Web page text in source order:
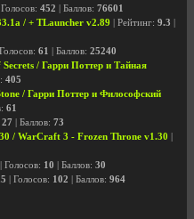
Голосов: 452 | Баллов: 76601
/ + TLauncher v2.89 | Рейтинг: 9.3
Голосов: 61 | Баллов: 25240
/ Гарри Поттер и Тайная
405
/ Гарри Поттер и Философский
61
27 | Баллов: 73
/ WarCraft 3 - Frozen Throne v1.30
| Голосов: 10 | Баллов: 30
| Голосов: 102 | Баллов: 964